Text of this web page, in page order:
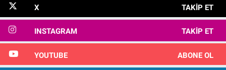
X TAKIP ET
INSTAGRAM TAKIP ET
YOUTUBE ABONE OL